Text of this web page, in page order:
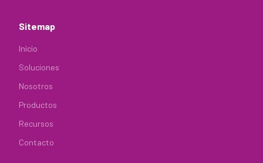
Sitemap
Inicio
Soluciones
Nosotros
Productos
Recursos
Contacto